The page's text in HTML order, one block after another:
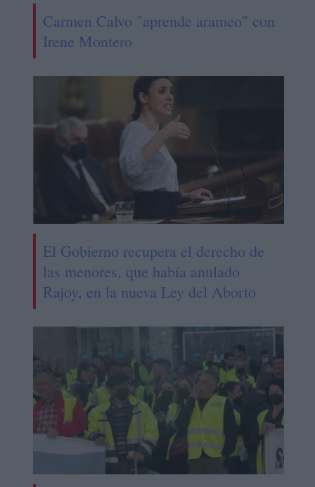
Carmen Calvo "aprende arameo" con
Irene Montero
El Gobierno recupera el derecho de
las menores, que había anulado
Rajoy, en la nueva Ley del Aborto